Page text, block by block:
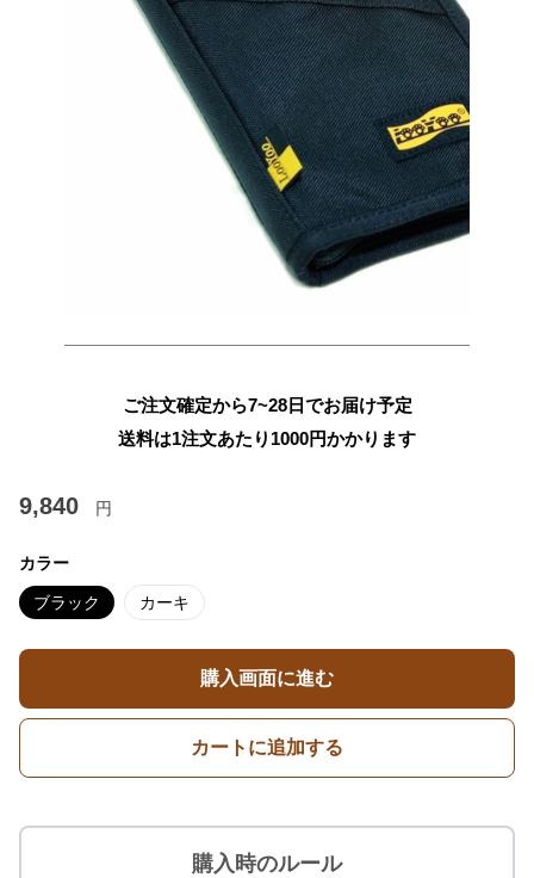
ご注文確定から7~28日でお届け予定
送料は1注文あたり 1000円かかります
9,840 円
カラー
ブラック カーキ
購入画面に進む
カートに追加する
購入時のルール